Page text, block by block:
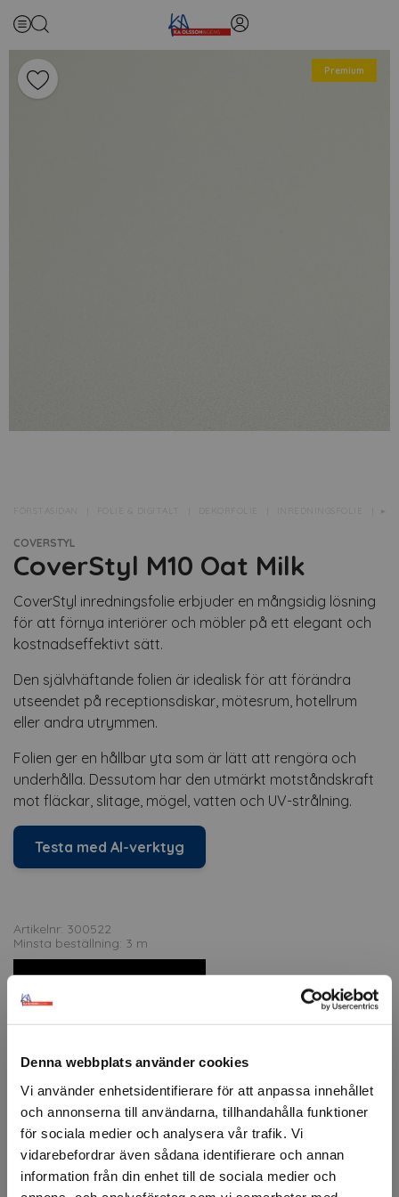
Denna webbplats använder cookies
Vi använder enhetsidentifierare för att anpassa innehållet
och annonserna till användarna, tillhandahålla funktioner
för sociala medier och analysera vår trafik. Vi
vidarebefordrar även sådana identifierare och annan
information från din enhet till de sociala medier och
Premium
FÖRSTASIDAN FOLIE & DIGITALT
COVERSTYL
CoverStyl M10 Oat Milk
CoverStyl inredningsfolie erbjuder en mångsidig lösning
för att förnya interiörer och möbler på ett elegant och
kostnadseffektivt sätt.
Den självhäftande folien är idealisk för att förändra
utseendet på receptionsdiskar, mötesrum, hotellrum
eller andra utrymmen.
Folien ger en hållbar yta som är lätt att rengöra och
underhålla. Dessutom har den utmärkt motståndskraft
mot fläckar, slitage, mögel, vatten och UV-strålning.
Testa med AI-verktyg
Artikelnr: 300522
Minsta beställning: 3 m
Beskrivning
CoverStyl inredningsfolie erbjuder en mångsidig lösning
för att förnya interiörer och möbler på ett elegant och
kostnadseffektivt sätt. Den självhäftande folien är idealisk
för att förändra utseendet på receptionsdiskar,
mötesrum, hotellrum eller andra utrymmen.